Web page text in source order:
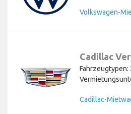
Volkswagen-
Cadillac
Fahrzeugtypen:
Cadillac-